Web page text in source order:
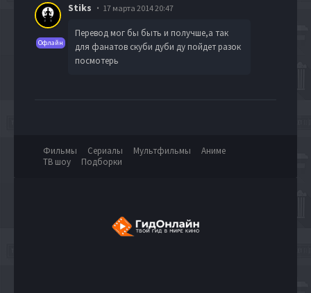
Офлайн
Stiks 17 марта 2014 20:47
Перевод мог бы быть и получше,а так
для фанатов скуби дуби ду пойдет разок
посмотерь
Фильмы Сериалы Мультфильмы
Аниме
ТВ шоу
Подборки